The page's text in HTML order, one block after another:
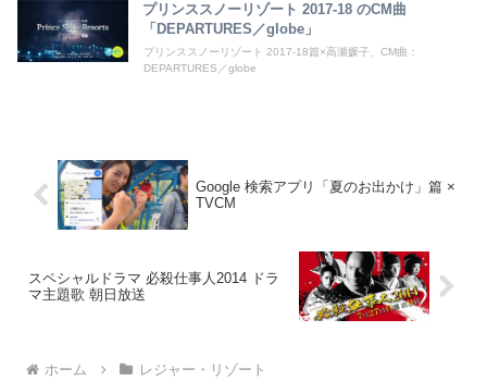
プリンススノーリゾート 2017-18 のCM曲
「DEPARTURES／globe」
プリンススノーリゾート 2017-18篇×高瀬媛子、CM曲：
DEPARTURES／globe
Google 検索アプリ「夏のお出かけ」篇 ×
TVCM
スペシャルドラマ 必殺仕事人2014 ドラ
マ主題歌 朝日放送
ホーム レジャー・リゾート